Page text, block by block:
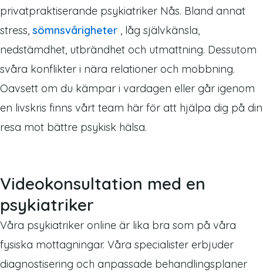
privatpraktiserande psykiatriker Nås. Bland annat
stress, sömnsvårigheter , låg självkänsla,
nedstämdhet, utbrändhet och utmattning. Dessutom
svåra konflikter i nära relationer och mobbning.
Oavsett om du kämpar i vardagen eller går igenom
en livskris finns vårt team här för att hjälpa dig på din
resa mot bättre psykisk hälsa.
Videokonsultation med en
psykiatriker
Våra psykiatriker online är lika bra som på våra
fysiska mottagningar. Våra specialister erbjuder
diagnostisering och anpassade behandlingsplaner